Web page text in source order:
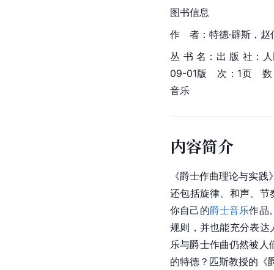
图书信息
作　者：特德·辟斯，赵
丛 书 名：出 版 社：
09-01版　次：1页　
音乐
内容简介
《爵士作曲理论与实
还包括旋律、和声、节
你自己的爵士音乐作品
规则，并也能充分表达
乐与爵士作曲仍然被人
的特德？匹斯教授的《